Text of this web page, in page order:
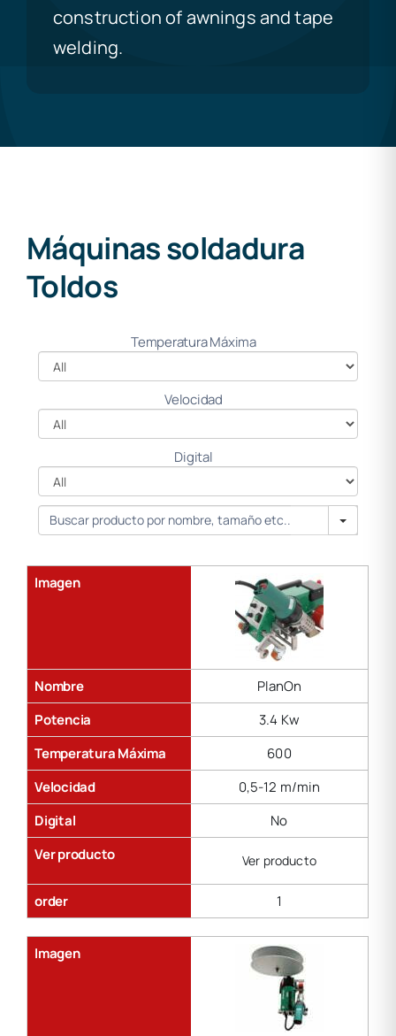
construction of awnings and tape
welding.
Máquinas soldadura
Toldos
Temperatura Máxima
Velocidad
Digital
Search
Imagen
Nombre
PlanOn
Potencia
3.4 Kw
Temperatura Máxima
600
Velocidad
0,5-12 m/min
Digital
No
Ver producto
Ver producto
order 1
Imagen